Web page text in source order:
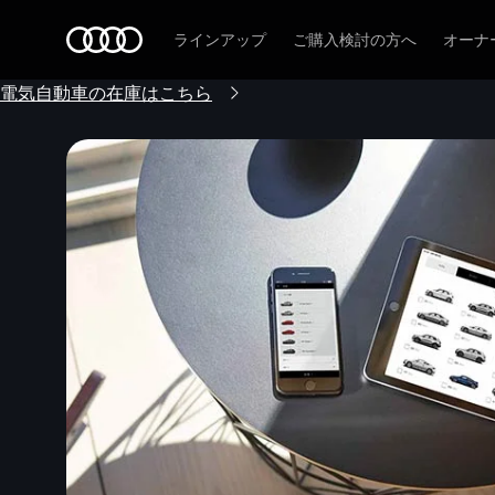
ラインアップ ご購入検討の方へ オーナ
電気自動車の在庫はこちら